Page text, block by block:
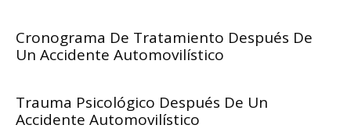
Cronograma De Tratamiento Después De
Un Accidente Automovilístico
Trauma Psicológico Después De Un
Accidente Automovilístico